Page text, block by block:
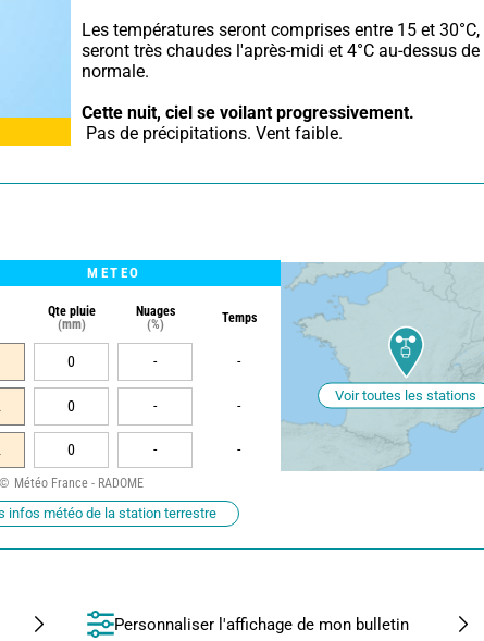
Les températures seront comprises entre 15 et 30°C,
seront très chaudes l'après-midi et 4°C au-dessus de
normale.
Cette nuit, ciel se voilant progressivement.
Pas de précipitations. Vent faible.
METEO
Qte pluie
(mm)
Nuages
(%)
Temps
0 - -
0 - -
0 - -
Voir toutes les stations
Météo France - RADOME
infos météo de la station terrestre
Personnaliser l'affichage de mon bulletin